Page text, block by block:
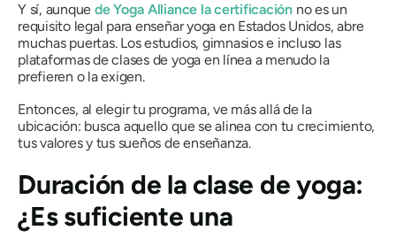
Y sí, aunque de Yoga Alliance la certificaciónno es un
requisito legal para enseñar yoga en Estados Unidos, abre
muchas puertas. Los estudios, gimnasios e incluso las
plataformas de clases de yoga en línea a menudo la
prefieren o la exigen.
Entonces, al elegir tu programa, ve más allá de la
ubicación: busca aquello que se alinea con tu crecimiento,
tus valores y tus sueños de enseñanza.
Duración de la clase de yoga:
¿Es suficiente una